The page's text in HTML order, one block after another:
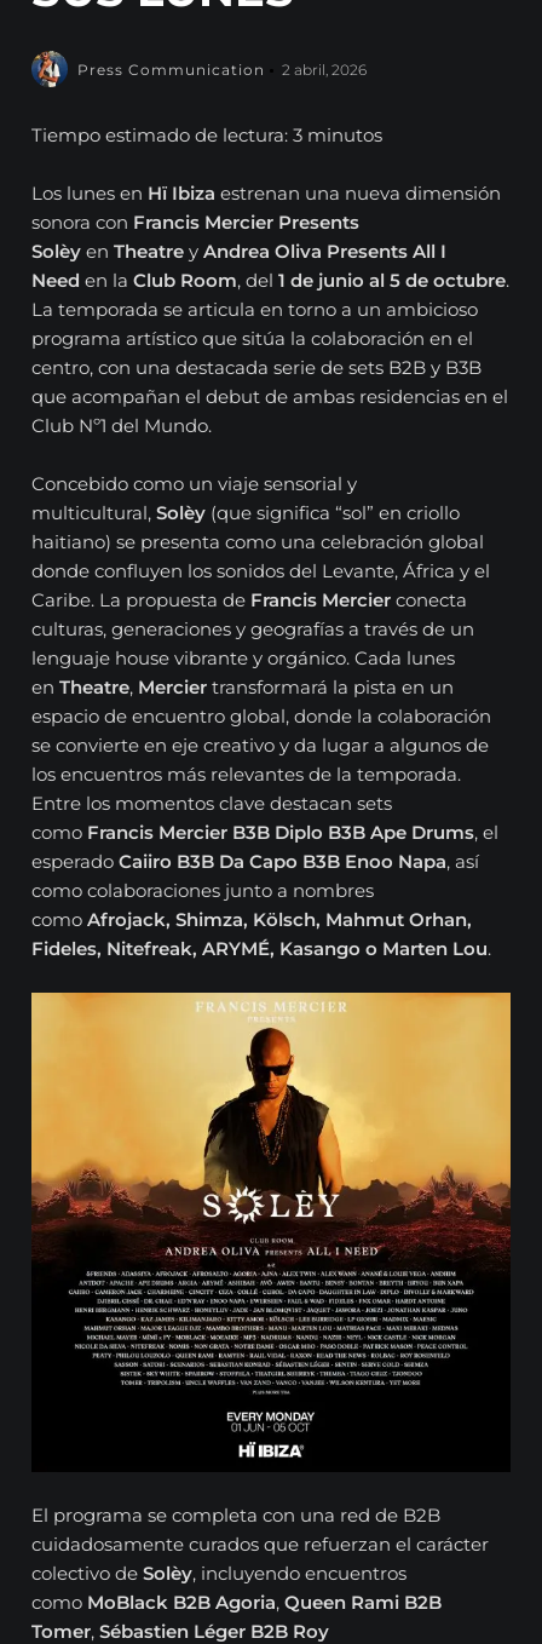
Press Communication 2 abril, 2026
Tiempo estimado de lectura: 3 minutos
Los lunes en Hï Ibiza estrenan una nueva dimensión
sonora con Francis Mercier Presents
Solèy enTheatre yAndrea Oliva Presents All I
Need en laClub Room, del1 de junio al 5 de octubre.
La temporada se articula en torno a un ambicioso
programa artístico que sitúa la colaboración en el
centro, con una destacada serie de sets B2B y B3B
que acompañan el debut de ambas residencias en el
Club Nº1 del Mundo.
Concebido como un viaje sensorial y
multicultural,Solèy (que significa “sol” en criollo
haitiano) se presenta como una celebración global
donde confluyen los sonidos del Levante, África y el
Caribe. La propuesta de Francis Mercier conecta
culturas, generaciones y geografías a través de un
lenguaje house vibrante y orgánico. Cada lunes
enTheatre, Mercier transformará la pista en un
espacio de encuentro global, donde la colaboración
se convierte en eje creativo y da lugar a algunos de
los encuentros más relevantes de la temporada.
Entre los momentos clave destacan sets
como Francis Mercier B3B Diplo B3B Ape Drums, el
esperadoCaiiro B3B Da Capo B3B Enoo Napa, así
como colaboraciones junto a nombres
comoAfrojack, Shimza, Kölsch, Mahmut Orhan,
Fideles, Nitefreak, ARYMÉ, Kasango o Marten Lou.
El programa se completa con una red de B2B
cuidadosamente curados que refuerzan el carácter
colectivo deSolèy, incluyendo encuentros
como MoBlack B2B Agoria,Queen Rami B2B
Tomer,Sébastien Léger B2B Roy